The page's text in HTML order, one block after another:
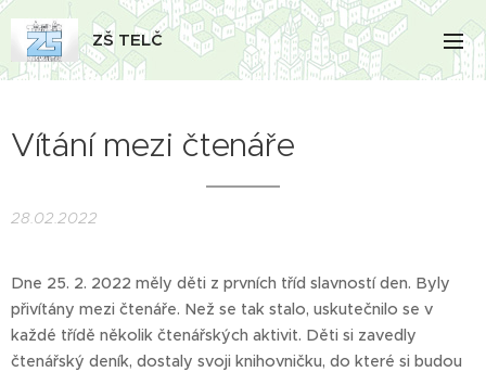
ZŠ TELČ
Vítání mezi čtenáře
28.02.2022
Dne 25. 2. 2022 měly děti z prvních tříd slavností den. Byly
přivítány mezi čtenáře. Než se tak stalo, uskutečnilo se v
každé třídě několik čtenářských aktivit. Děti si zavedly
čtenářský deník, dostaly svoji knihovničku, do které si budou